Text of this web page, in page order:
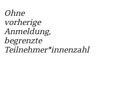
Ohne
vorherige
Anmeldung,
begrenzte
Teilnehmer*innenzahl